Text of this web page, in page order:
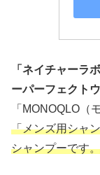
「ネイチャー
ーパーフェクト
「MONOQLO（
「メンズ用シャ
シャンプーです。